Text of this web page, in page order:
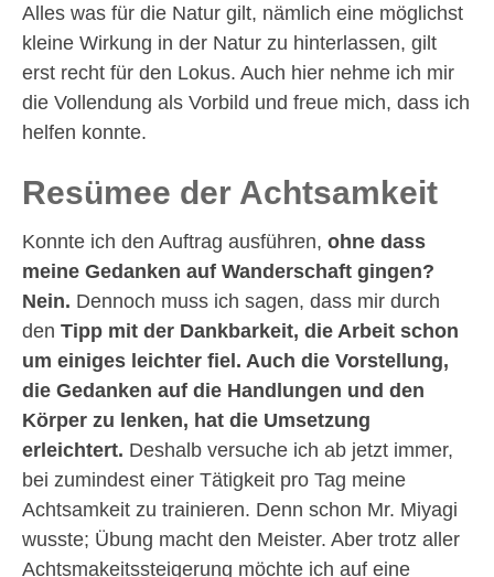
Alles was für die Natur gilt, nämlich eine möglichst
kleine Wirkung in der Natur zu hinterlassen, gilt
erst recht für den Lokus. Auch hier nehme ich mir
die Vollendung als Vorbild und freue mich, dass ich
helfen konnte.
Resümee der Achtsamkeit
Konnte ich den Auftrag ausführen, ohne dass
meine Gedanken auf Wanderschaft gingen?
Nein. Dennoch muss ich sagen, dass mir durch
den Tipp mit der Dankbarkeit, die Arbeit schon
um einiges leichter fiel. Auch die Vorstellung,
die Gedanken auf die Handlungen und den
Körper zu lenken, hat die Umsetzung
erleichtert. Deshalb versuche ich ab jetzt immer,
bei zumindest einer Tätigkeit pro Tag meine
Achtsamkeit zu trainieren. Denn schon Mr. Miyagi
wusste; Übung macht den Meister. Aber trotz aller
Achtsmakeitssteigerung möchte ich auf eine